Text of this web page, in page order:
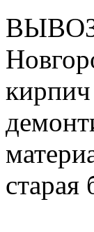
кирпич
старая